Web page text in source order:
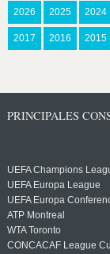
2026 2025 2024
2017 2016 2015
PRINCIPALES
UEFA Champions
UEFA Europa League
UEFA Europa
ATP Montreal
WTA Toronto
CONCACAF League